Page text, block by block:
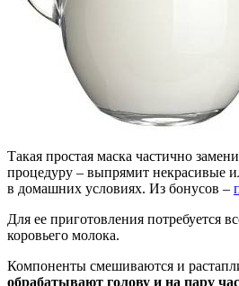
Такая простая маска частично
процедуру – выпрямит некрасивые
в домашних условиях. Из бонусов –
Для ее приготовления потребуется
коровьего молока.
Компоненты смешиваются и
обрабатывают голову и на пару